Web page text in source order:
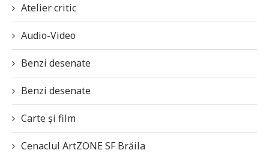
Atelier critic
Audio-Video
Benzi desenate
Benzi desenate
Carte și film
Cenaclul ArtZONE SF Brăila